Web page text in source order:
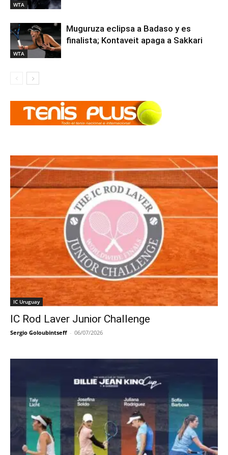
WTA
WTA
Muguruza eclipsa a Badaso y es
finalista; Kontaveit apaga a Sakkari
IC Uruguay
IC Rod Laver Junior Challenge
Sergio Goloubintseff - 06/07/2026